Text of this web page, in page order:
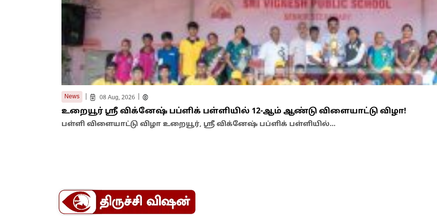
News 08 Aug, 2026
உறையூர் ஸ்ரீ விக்னேஷ் பப்ளிக் பள்ளியில் 12-ஆம் ஆண்டு விளையாட்டு விழா!
பள்ளி விளையாட்டு விழா உறையூர், ஸ்ரீ விக்னேஷ் பப்ளிக் பள்ளியில்…